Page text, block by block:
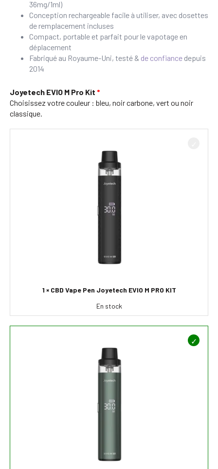
36mg/1ml)
Conception rechargeable facile à utiliser, avec dosettes
de remplacement incluses
Compact, portable et parfait pour le vapotage en
déplacement
Fabriqué au Royaume-Uni, testé & de confiance depuis
2014
Joyetech EVIO M Pro Kit
Choisissez votre couleur : bleu, noir carbone, vert ou noir
classique.
1 × CBD Vape Pen Joyetech EVIO M PRO KIT
En stock